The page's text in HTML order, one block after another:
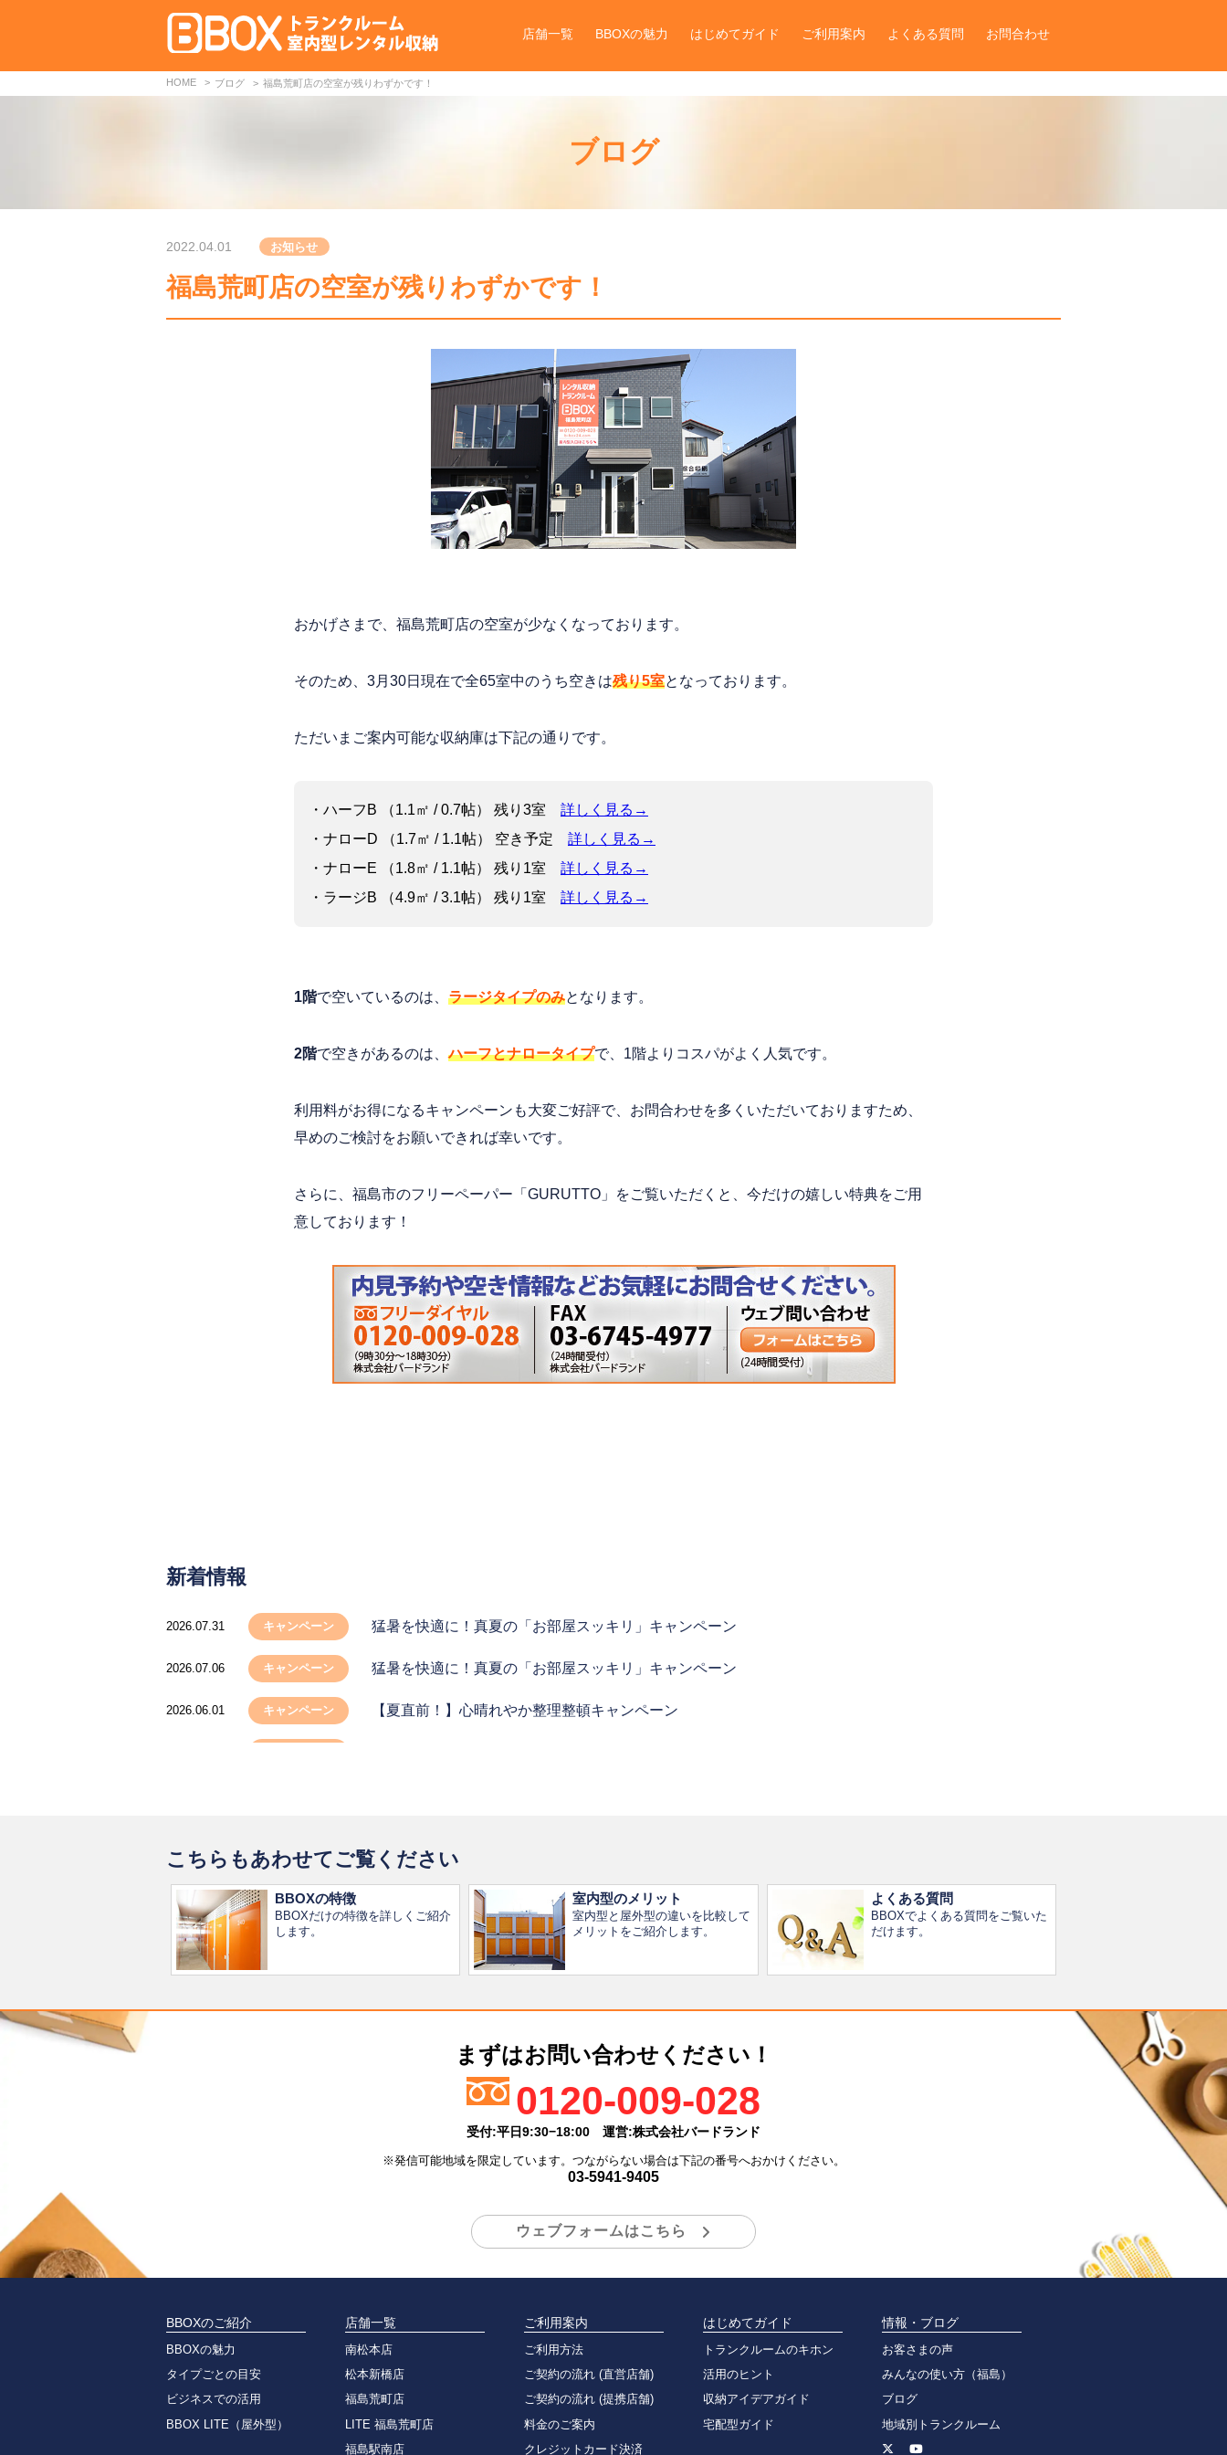
店舗一覧 BBOXの魅力 はじめてガイド ご利用案内 よくある質問 お問合わせ
HOME ブログ 福島荒町店の空室が残りわずかです！
ブログ
2022.04.01 お知らせ
福島荒町店の空室が残りわずかです！
おかげさまで、福島荒町店の空室が少なくなっております。
そのため、3月30日現在で全65室中のうち空きは残り5室となっております。
ただいまご案内可能な収納庫は下記の通りです。
・ハーフB （1.1㎡ / 0.7帖） 残り3室 詳しく見る→
・ナローD （1.7㎡ / 1.1帖） 空き予定 詳しく見る→
・ナローE （1.8㎡ / 1.1帖） 残り1室 詳しく見る→
・ラージB （4.9㎡ / 3.1帖） 残り1室 詳しく見る→
1階で空いているのは、 ラージタイプのみとなります。
2階で空きがあるのは、ハーフとナロータイプで、1階よりコスパがよく人気です。
利用料がお得になるキャンペーンも大変ご好評で、お問合わせを多くいただいておりますため、
早めのご検討をお願いできれば幸いです。
さらに、福島市のフリーペーパー「GURUTTO」をご覧いただくと、今だけの嬉しい特典をご用
意しております！
新着情報
2026.07.31 キャンペーン 猛暑を快適に！真夏の「お部屋スッキリ」キャンペーン
2026.07.06 キャンペーン 猛暑を快適に！真夏の「お部屋スッキリ」キャンペーン
2026.06.01 キャンペーン 【夏直前！】心晴れやか整理整頓キャンペーン
こちらもあわせてご覧ください
BBOXの特徴
BBOXだけの特徴を詳しくご紹介
します。
室内型のメリット
室内型と屋外型の違いを比較して
メリットをご紹介します。
よくある質問
BBOXでよくある質問をご覧いた
だけます。
まずはお問い合わせください！
0120-009-028
受付:平日9:30−18:00 運営:株式会社バードランド
※発信可能地域を限定しています。つながらない場合は下記の番号へおかけください。
03-5941-9405
ウェブフォームはこちら
BBOXのご紹介
BBOXの魅力
タイプごとの目安
ビジネスでの活用
BBOX LITE（屋外型）
店舗一覧
南松本店
松本新橋店
福島荒町店
LITE 福島荒町店
福島駅南店
ご利用案内
ご利用方法
ご契約の流れ (直営店舗)
ご契約の流れ (提携店舗)
料金のご案内
クレジットカード決済
はじめてガイド
トランクルームのキホン
活用のヒント
収納アイデアガイド
宅配型ガイド
情報・ブログ
お客さまの声
みんなの使い方（福島）
ブログ
地域別トランクルーム